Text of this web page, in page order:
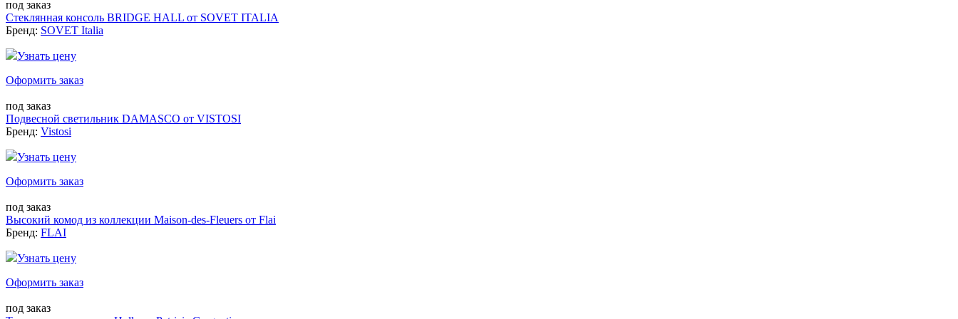
под заказ
Стеклянная консоль BRIDGE HALL от SOVET ITALIA
Бренд: SOVET Italia
Узнать цену
Оформить заказ
под заказ
Подвесной светильник DAMASCO от VISTOSI
Бренд: Vistosi
Узнать цену
Оформить заказ
под заказ
Высокий комод из коллекции Maison-des-Fleuers от Flai
Бренд: FLAI
Узнать цену
Оформить заказ
под заказ